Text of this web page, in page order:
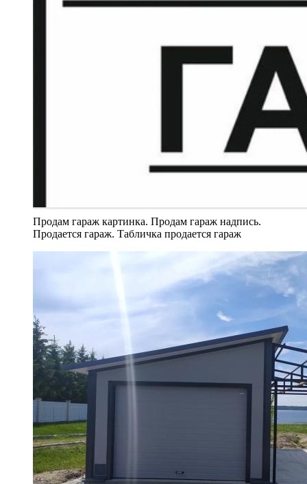
Продам гараж картинка. Продам гараж надпись.
Продается гараж. Табличка продается гараж